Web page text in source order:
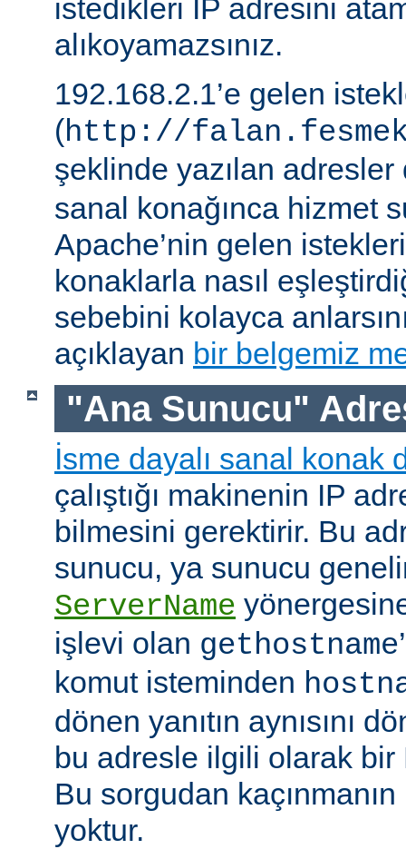
istedikleri IP adresini
alıkoyamazsınız.
192.168.2.1’e gelen
(http://
şeklinde yazılan
sanal konağınca hizmet
Apache’nin gelen
konaklarla nasıl
sebebini kolayca
açıklayan bir belgemiz
"Ana Sunucu"
İsme dayalı sanal konak
çalıştığı makinenin IP
bilmesini gerektirir. Bu
sunucu, ya sunucu
ServerName
işlevi olan gethostname
komut isteminden
dönen yanıtın aynısını
bu adresle ilgili olarak
Bu sorgudan
yoktur.